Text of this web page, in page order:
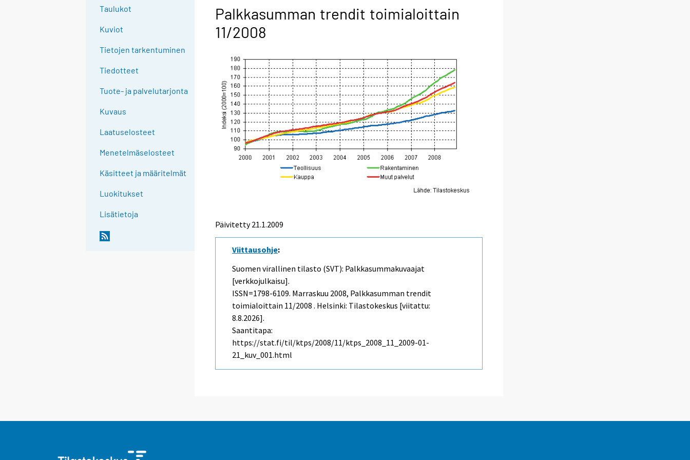
Taulukot
Kuviot
Tietojen tarkentuminen
Tiedotteet
Tuote- ja palvelutarjonta
Kuvaus
Laatuselosteet
Menetelmäselosteet
Käsitteet ja määritelmät
Luokitukset
Lisätietoja
Palkkasumman trendit toimialoittain
11/2008
Päivitetty21.1.2009
Viittausohje:
Suomen virallinen tilasto (SVT): Palkkasummakuvaajat
[verkkojulkaisu].
ISSN=1798-6109. Marraskuu 2008, Palkkasumman trendit
toimialoittain 11/2008 . Helsinki: Tilastokeskus [viitattu:
8.8.2026].
Saantitapa:
https://stat.fi/til/ktps/2008/11/ktps_2008_11_2009-01-
21_kuv_001.html